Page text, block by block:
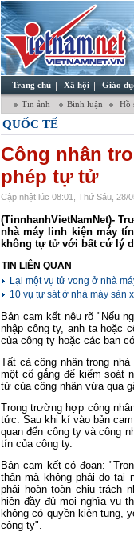
Trang chủ Xã hội Giáo
Tin ảnh Bình luận Hồ
QUỐC TẾ
Công nhân
phép tự tử
Cập nhật lúc 08:01, Thứ Sáu, 28/
(TinnhanhVietNamNet)-
nhà máy linh kiện máy
không tự tử với bất cứ lý
TIN LIÊN QUAN
Lại một vụ tử vong ở nhà
10 vụ tự sát ở nhà máy sản
Bản cam kết nêu rõ "Nếu
nhập công ty, anh ta hoặc
của công ty hoặc các ban
Tất cả công nhân trong
một cố gắng để kiểm soát
tử của công nhân vừa qua
Trong trường hợp công
tức. Sau khi kí vào bản
quan đến công ty và công
tín của công ty.
Bản cam kết có đoạn:
thân mà không phải do
phải hoàn toàn chịu trách
hiện đầy đủ mọi nghĩa vụ
không có quyền kiện tụng,
công ty".